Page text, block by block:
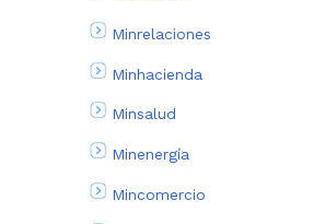
Minrelaciones
Minhacienda
Minsalud
Minenergía
Mincomercio